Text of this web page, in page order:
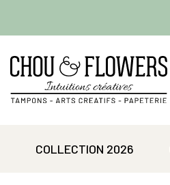
COLLECTION 2026